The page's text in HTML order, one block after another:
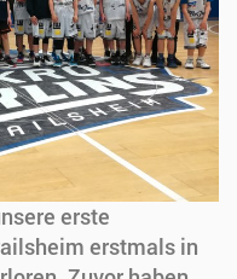
erste
erstmals in